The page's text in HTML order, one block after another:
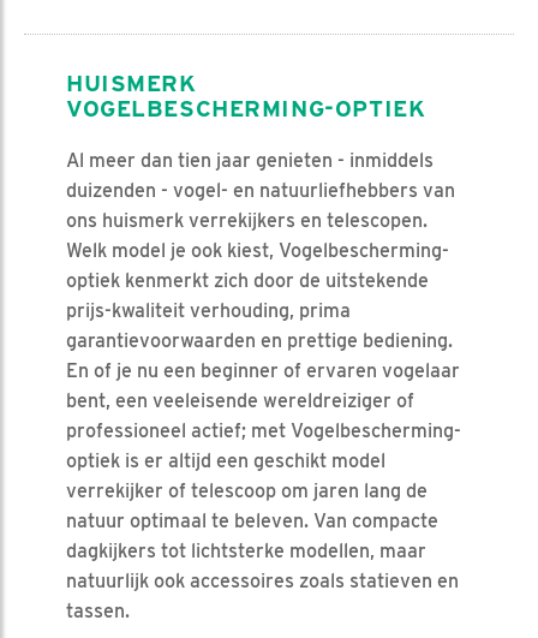
HUISMERK
VOGELBESCHERMING-OPTIEK
Al meer dan tien jaar genieten - inmiddels
duizenden - vogel- en natuurliefhebbers van
ons huismerk verrekijkers en telescopen.
Welk model je ook kiest, Vogelbescherming-
optiek kenmerkt zich door de uitstekende
prijs-kwaliteit verhouding, prima
garantievoorwaarden en prettige bediening.
En of je nu een beginner of ervaren vogelaar
bent, een veeleisende wereldreiziger of
professioneel actief; met Vogelbescherming-
optiek is er altijd een geschikt model
verrekijker of telescoop om jaren lang de
natuur optimaal te beleven. Van compacte
dagkijkers tot lichtsterke modellen, maar
natuurlijk ook accessoires zoals statieven en
tassen.